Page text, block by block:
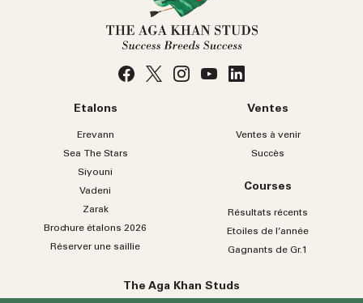
Etalons
Erevann
Sea TheStars
Siyouni
Vadeni
Zarak
Brochure étalons 2026
Réserver une saillie
Ventes
Ventes à venir
Succès
Courses
Résultats récents
Etoiles de l’année
Gagnants de Gr.1
The Aga Khan Studs